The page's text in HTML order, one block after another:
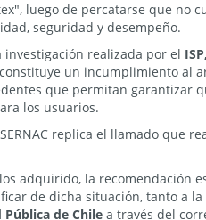
luego de percatarse que no
seguridad y desempeño.
investigación realizada por el ISP,
un incumplimiento al
que permitan garantizar
los usuarios.
replica el llamado que
adquirido, la recomendación
de dicha situación, tanto a la
Pública de Chile a través del